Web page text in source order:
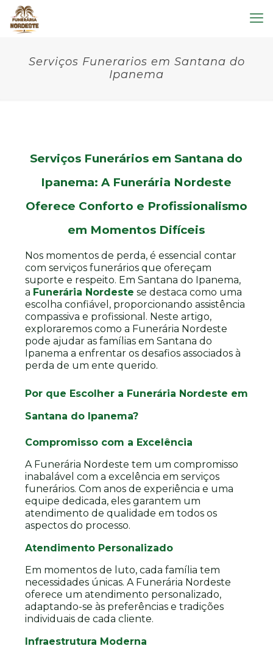
Serviços Funerarios em Santana do
Ipanema
Serviços Funerários em Santana do
Ipanema: A Funerária Nordeste
Oferece Conforto e Profissionalismo
em Momentos Difíceis
Nos momentos de perda, é essencial contar
com serviços funerários que ofereçam
suporte e respeito. Em Santana do Ipanema,
a Funerária Nordeste se destaca como uma
escolha confiável, proporcionando assistência
compassiva e profissional. Neste artigo,
exploraremos como a Funerária Nordeste
pode ajudar as famílias em Santana do
Ipanema a enfrentar os desafios associados à
perda de um ente querido.
Por que Escolher a Funerária Nordeste em
Santana do Ipanema?
Compromisso com a Excelência
A Funerária Nordeste tem um compromisso
inabalável com a excelência em serviços
funerários. Com anos de experiência e uma
equipe dedicada, eles garantem um
atendimento de qualidade em todos os
aspectos do processo.
Atendimento Personalizado
Em momentos de luto, cada família tem
necessidades únicas. A Funerária Nordeste
oferece um atendimento personalizado,
adaptando-se às preferências e tradições
individuais de cada cliente.
Infraestrutura Moderna